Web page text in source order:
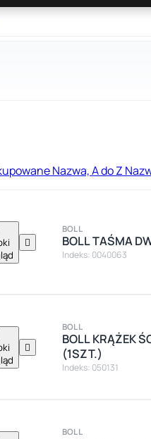
Nazwa, A do Z

BOLL
BOLL TAŚMA
Indeks: 0040063

BOLL
BOLL KRĄŻEK
(1SZT.)
Indeks: 050131
BOLL